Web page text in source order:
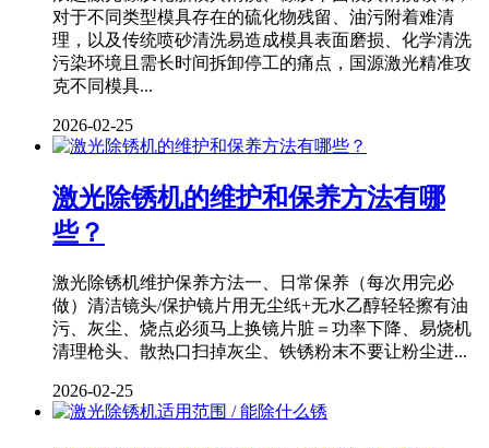
对于不同类型模具存在的硫化物残留、油污附着难清
理，以及传统喷砂清洗易造成模具表面磨损、化学清洗
污染环境且需长时间拆卸停工的痛点，国源激光精准攻
克不同模具...
2026-02-25
激光除锈机的维护和保养方法有哪
些？
激光除锈机维护保养方法一、日常保养（每次用完必
做）清洁镜头/保护镜片用无尘纸+无水乙醇轻轻擦有油
污、灰尘、烧点必须马上换镜片脏＝功率下降、易烧机
清理枪头、散热口扫掉灰尘、铁锈粉末不要让粉尘进...
2026-02-25